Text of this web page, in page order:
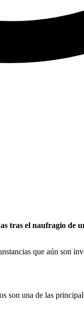
tras el naufragio
que aún son
son una de las